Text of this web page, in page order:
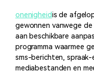
onenigheidis de
gewonnen vanwege
aan beschikbare
programma waarmee
sms-berichten,
mediabestanden en